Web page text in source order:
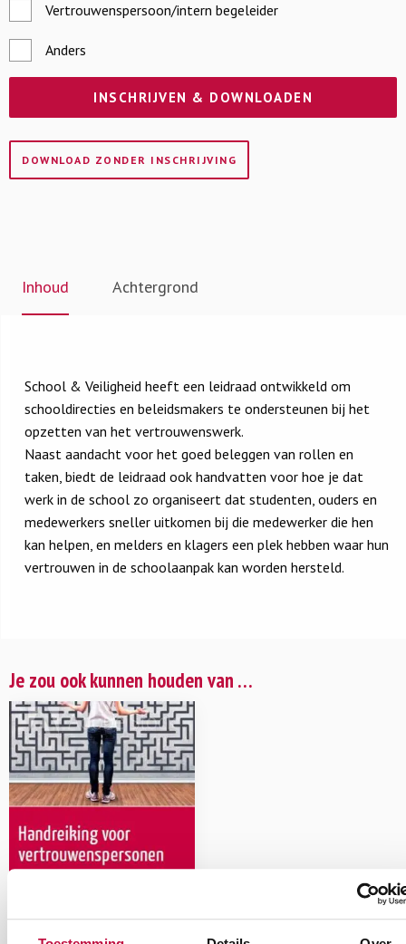
Vertrouwenspersoon/intern begeleider
Anders
DOWNLOAD ZONDER INSCHRIJVING
Inhoud Achtergrond
School & Veiligheid heeft een leidraad ontwikkeld om
schooldirecties en beleidsmakers te ondersteunen bij het
opzetten van het vertrouwenswerk.
Naast aandacht voor het goed beleggen van rollen en
taken, biedt de leidraad ook handvatten voor hoe je dat
werk in de school zo organiseert dat studenten, ouders en
medewerkers sneller uitkomen bij die medewerker die hen
kan helpen, en melders en klagers een plek hebben waar hun
vertrouwen in de schoolaanpak kan worden hersteld.
Je zou ook kunnen houden van …
vertrouwenspersonen in